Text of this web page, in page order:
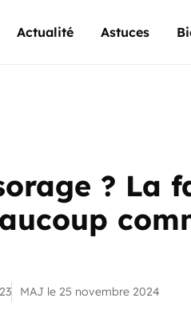
Actualité Astuces
? La
MAJ le 25 novembre 2024